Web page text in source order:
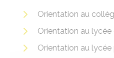
Orientation au
Orientation au
Orientation au